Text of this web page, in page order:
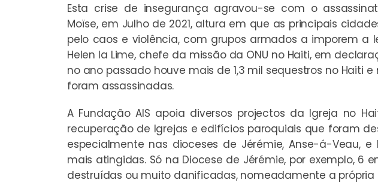
Esta crise de insegurança agravou-se com o
Moïse, em Julho de 2021, altura em que as principais
pelo caos e violência, com grupos armados a imporem a
Helen la Lime, chefe da missão da ONU no Haiti, em
no ano passado houve mais de 1,3 mil sequestros no Haiti
foram assassinadas.
A Fundação AIS apoia diversos projectos da Igreja no
recuperação de Igrejas e edifícios paroquiais que foram
especialmente nas dioceses de Jérémie, Anse-á-Veau,
mais atingidas. Só na Diocese de Jérémie, por exemplo, 6
destruídas ou muito danificadas, nomeadamente a própria